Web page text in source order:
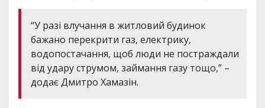
“У разі влучання в житловий будинок
бажано перекрити газ, електрику,
водопостачання, щоб люди не постраждали
від удару струмом, займання газу тощо,” –
додає Дмитро Хамазін.